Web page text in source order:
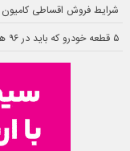
شرایط فروش اقساطی کامیون ۱۹۳۰ ایران خودرو دیزل در مرداد ۱۴۰۵
۵ قطعه خودرو که باید در ۹۶ هزار کیلومتر عوض کنید